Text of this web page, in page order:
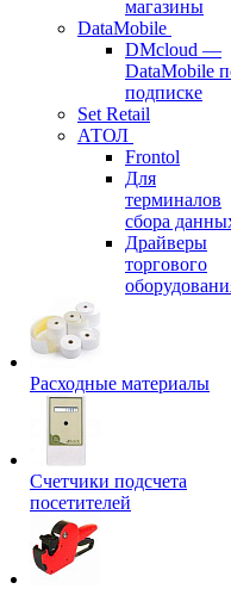
магазины
DataMobile
DMcloud —
DataMobile
подписке
Set Retail
АТОЛ
Frontol
Для
терминалов
сбора
Драйверы
торгового
Расходные материалы
Счетчики подсчета
посетителей